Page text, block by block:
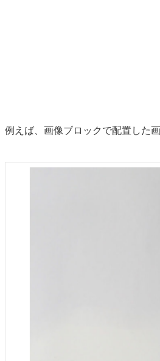
例えば、画像ブロックで配置した